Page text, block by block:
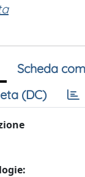
Scheda
(DC)